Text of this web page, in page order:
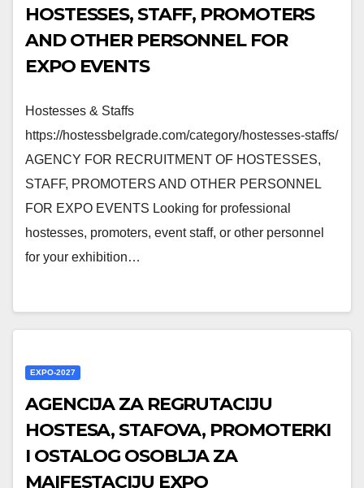
HOSTESSES, STAFF, PROMOTERS
AND OTHER PERSONNEL FOR
EXPO EVENTS
Hostesses & Staffs
https://hostessbelgrade.com/category/hostesses-staffs/
AGENCY FOR RECRUITMENT OF HOSTESSES,
STAFF, PROMOTERS AND OTHER PERSONNEL
FOR EXPO EVENTS Looking for professional
hostesses, promoters, event staff, or other personnel
for your exhibition…
EXPO-2027
AGENCIJA ZA REGRUTACIJU
HOSTESA, STAFOVA, PROMOTERKI
I OSTALOG OSOBLJA ZA
MAIFESTACIJU EXPO